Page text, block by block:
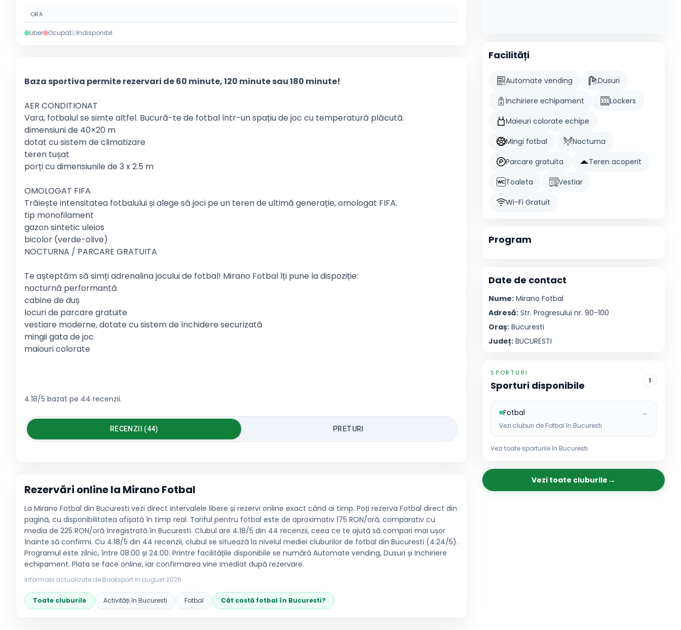
ORA
Liber Ocupat Indisponibil
Baza sportiva permite rezervari de 60 minute, 120 minute sau 180 minute!
AER CONDITIONAT
Vara, fotbalul se simte altfel. Bucură-te de fotbal într-un spațiu de joc cu temperatură plăcută.
dimensiuni de 40×20 m
dotat cu sistem de climatizare
teren tușat
porți cu dimensiunile de 3 x 2.5 m
OMOLOGAT FIFA
Trăiește intensitatea fotbalului și alege să joci pe un teren de ultimă generație, omologat FIFA.
tip monofilament
gazon sintetic uleios
bicolor (verde-olive)
NOCTURNA / PARCARE GRATUITA
Te așteptăm să simți adrenalina jocului de fotbal! Mirano Fotbal îți pune la dispoziție:
nocturnă performantă
cabine de duș
locuri de parcare gratuite
vestiare moderne, dotate cu sistem de închidere securizată
mingii gata de joc
maiouri colorate
4.18/5 bazat pe 44 recenzii.
RECENZII (44) PRETURI
Rezervări online la Mirano Fotbal
La Mirano Fotbal din Bucuresti vezi direct intervalele libere și rezervi online exact când ai timp. Poți rezerva Fotbal direct din
pagină, cu disponibilitatea afișată în timp real. Tariful pentru fotbal este de aproximativ 175 RON/oră, comparativ cu
media de 225 RON/oră înregistrată în Bucuresti. Clubul are 4.18/5 din 44 recenzii, ceea ce te ajută să compari mai ușor
înainte să confirmi. Cu 4.18/5 din 44 recenzii, clubul se situează la nivelul mediei cluburilor de fotbal din Bucuresti (4.24/5).
Programul este zilnic, între 08:00 și 24:00. Printre facilitățile disponibile se numără Automate vending, Dusuri și Inchiriere
echipament. Plata se face online, iar confirmarea vine imediat după rezervare.
Informații actualizate de Booksport în august 2026.
Toate cluburile Activități în Bucuresti Fotbal Cât costă fotbal în Bucuresti?
Facilități
Automate vending
Dusuri
Inchiriere echipament
Lockers
Maieuri colorate echipe
Mingi fotbal
Nocturna
Parcare gratuita
Teren acoperit
Toaleta
Vestiar
Wi-Fi Gratuit
Program
Date de contact
Nume: Mirano Fotbal
Adresă: Str. Progresului nr. 90-100
Oraș: Bucuresti
Județ: BUCURESTI
SPORTURI
Sporturi disponibile 1
Fotbal →
Vezi cluburi de Fotbal în Bucuresti
Vezi toate sporturile în Bucuresti
Vezi toate cluburile →